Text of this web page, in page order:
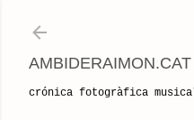
AMBIDERAIMON.CAT
crónica fotogràfica